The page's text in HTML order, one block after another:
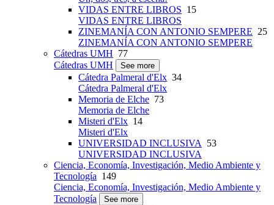
VIDAS ENTRE LIBROS 15
VIDAS ENTRE LIBROS
ZINEMANÍA CON ANTONIO SEMPERE 25
ZINEMANÍA CON ANTONIO SEMPERE
Cátedras UMH 77
Cátedras UMH
See more
Cátedra Palmeral d'Elx 34
Cátedra Palmeral d'Elx
Memoria de Elche 73
Memoria de Elche
Misteri d'Elx 14
Misteri d'Elx
UNIVERSIDAD INCLUSIVA
53
UNIVERSIDAD INCLUSIVA
Ciencia, Economía, Investigación, Medio Ambiente y
Tecnología 149
Ciencia, Economía, Investigación, Medio Ambiente y
Tecnología
See more